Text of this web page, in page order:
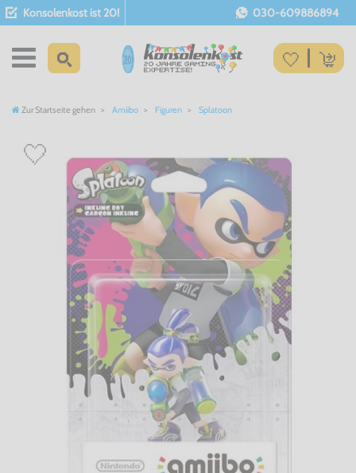
Konsolenkost ist 20! 030-609886894
Zur Startseite gehen Amiibo Figuren Splatoon